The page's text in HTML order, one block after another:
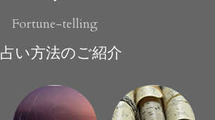
Fortune-telling
占い方法のご紹介